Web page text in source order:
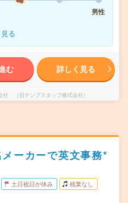
男性
る
む 詳しく見る
社 （旧テンプスタッフ株式会社）
ーカーで英文事務*
土日祝日が休み 残業なし